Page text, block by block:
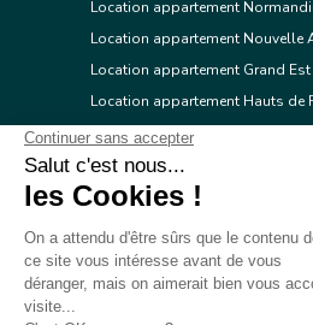
Location appartement
Location appartement Nouvelle
Location appartement Grand Est
Location appartement Hauts de
Location appartement Ile de
Location appartement Centre Val
Location appartement Occitanie
Location appartement Pays de la
Location appartement Provence
Location appartement Corse